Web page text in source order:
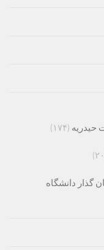
حیدریه (۱۷۴)
گذار دانشگاه